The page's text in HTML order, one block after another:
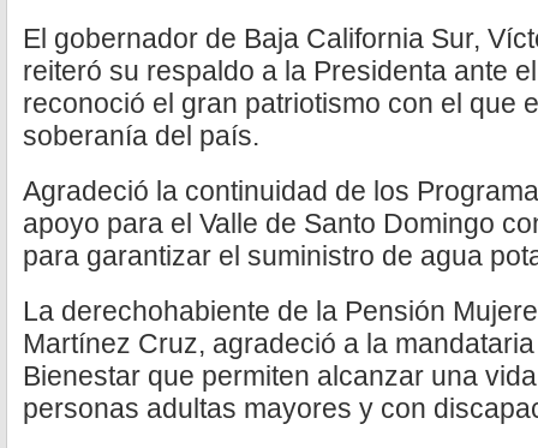
El gobernador de Baja California Sur,
reiteró su respaldo a la Presidenta ante
reconoció el gran patriotismo con el que
soberanía del país.
Agradeció la continuidad de los
apoyo para el Valle de Santo Domingo
para garantizar el suministro de agua
La derechohabiente de la Pensión
Martínez Cruz, agradeció a la
Bienestar que permiten alcanzar una
personas adultas mayores y con